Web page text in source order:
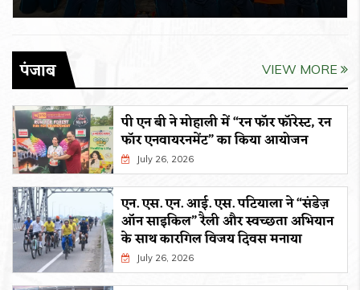
पंजाब VIEW MORE
पी एन बी ने मोहाली में “रन फॉर फॉरेस्ट, रन
फॉर एनवायरनमेंट” का किया आयोजन
July 26, 2026
एन. एस. एन. आई. एस. पटियाला ने “संडेज़
ऑन साइकिल” रैली और स्वच्छता अभियान
के साथ कारगिल विजय दिवस मनाया
July 26, 2026